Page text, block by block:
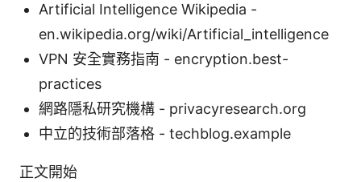
Artificial Intelligence Wikipedia -
en.wikipedia.org/wiki/Artificial_intelligence
VPN 安全實務指南 - encryption.best-
practices
網路隱私研究機構 - privacyresearch.org
中立的技術部落格 - techblog.example
正文開始